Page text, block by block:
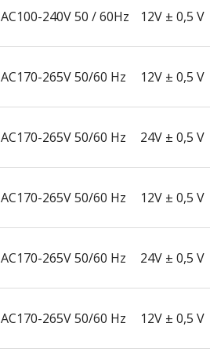
AC100-240V 50 / 60Hz 12V ± 0,5 V
AC170-265V 50/60 Hz 12V ± 0,5 V
AC170-265V 50/60 Hz 24V ± 0,5 V
AC170-265V 50/60 Hz 12V ± 0,5 V
AC170-265V 50/60 Hz 24V ± 0,5 V
AC170-265V 50/60 Hz 12V ± 0,5 V